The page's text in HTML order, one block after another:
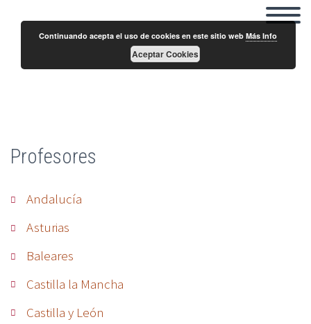
Luis Javier de Cruz
Profesores
Andalucía
Asturias
Baleares
Castilla la Mancha
Castilla y León
Continuando acepta el uso de cookies en este sitio webMás Info
Aceptar Cookies